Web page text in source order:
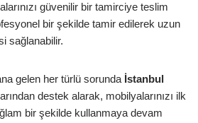
güvenilir bir tamirciye teslim
bir şekilde tamir edilerek uzun
sağlanabilir.
gelen her türlü sorunda İstanbul
destek alarak, mobilyalarınızı ilk
bir şekilde kullanmaya devam